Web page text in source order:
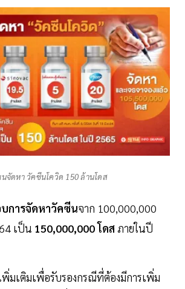
จัดหา วัคซีนโควิด 150 ล้านโดส
การจัดหาวัคซีนจาก 100,000,000
เป็น 150,000,000 โดสภายในปี
มเติมเพื่อรับรองกรณีที่ต้องมีการเพิ่ม